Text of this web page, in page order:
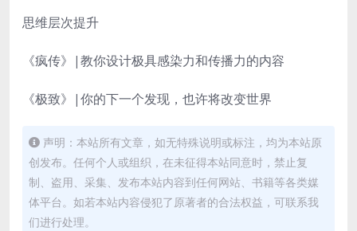
思维层次提升
《疯传》|教你设计极具感染力和传播力的内容
《极致》|你的下一个发现，也许将改变世界
声明：本站所有文章，如无特殊说明或标注，均为本站原
创发布。任何个人或组织，在未征得本站同意时，禁止复
制、盗用、采集、发布本站内容到任何网站、书籍等各类媒
体平台。如若本站内容侵犯了原著者的合法权益，可联系我
们进行处理。